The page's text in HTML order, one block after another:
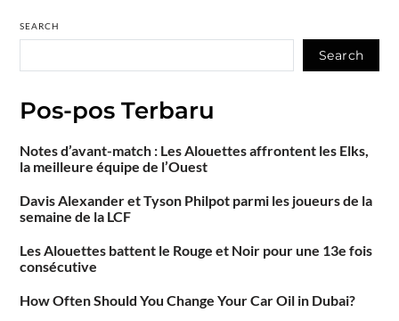
SEARCH
Search
Pos-pos Terbaru
Notes d’avant-match : Les Alouettes affrontent les Elks,
la meilleure équipe de l’Ouest
Davis Alexander et Tyson Philpot parmi les joueurs de la
semaine de la LCF
Les Alouettes battent le Rouge et Noir pour une 13e fois
consécutive
How Often Should You Change Your Car Oil in Dubai?